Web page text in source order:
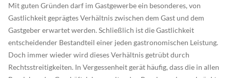
Mit guten Gründen darf im Gastgewerbe ein besonderes, von
Gastlichkeit geprägtes Verhältnis zwischen dem Gast und dem
Gastgeber erwartet werden. Schließlich ist die Gastlichkeit
entscheidender Bestandteil einer jeden gastronomischen Leistung.
Doch immer wieder wird dieses Verhältnis getrübt durch
Rechtsstreitigkeiten. In Vergessenheit gerät häufig, dass die in allen